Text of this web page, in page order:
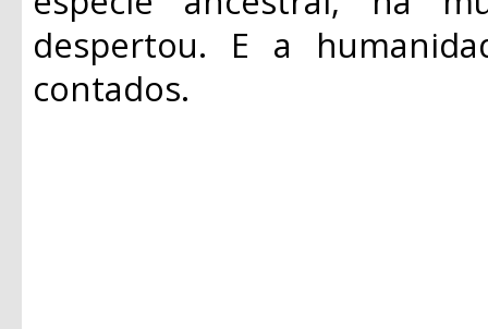
despertou. E a
contados.